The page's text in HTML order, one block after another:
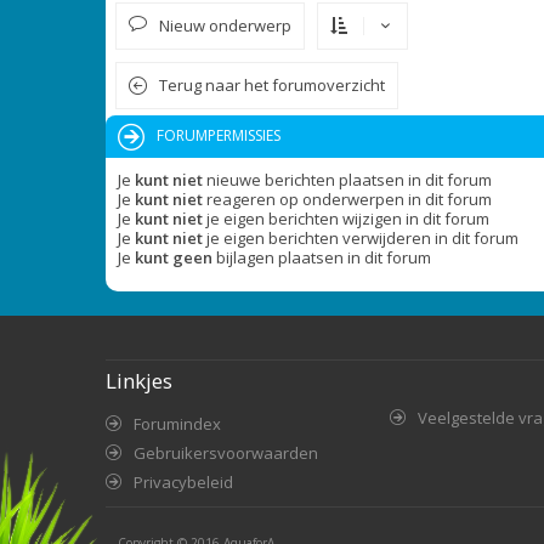
Nieuw onderwerp
Terug naar het forumoverzicht
FORUMPERMISSIES
Je kunt nietnieuwe berichten plaatsen in dit forum
Je kunt nietreageren op onderwerpen in dit forum
Je kunt nietje eigen berichten wijzigen in dit forum
Je kunt nietje eigen berichten verwijderen in dit forum
Je kunt geen bijlagen plaatsen in dit forum
Linkjes
Forumindex
Gebruikersvoorwaarden
Privacybeleid
Veelgestelde